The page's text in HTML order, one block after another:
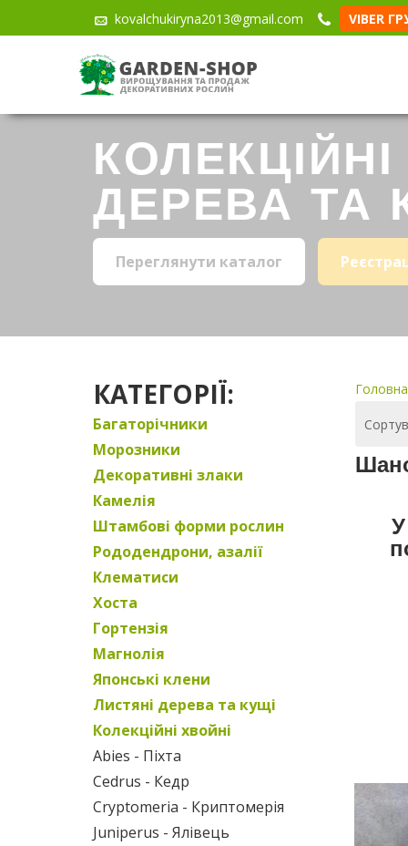
kovalchukiryna2013@gmail.com VIBER
ДЕРЕВА ТА
Переглянути каталог
КАТЕГОРІЇ:
Багаторічники
Морозники
Декоративні злаки
Камелія
Штамбові форми рослин
Рододендрони, азалії
Клематиси
Хоста
Гортензія
Магнолія
Японські клени
Листяні дерева та кущі
Колекційні хвойні
Abies - Піхта
Cedrus - Кедр
Cryptomeria - Криптомерія
Juniperus - Ялівець